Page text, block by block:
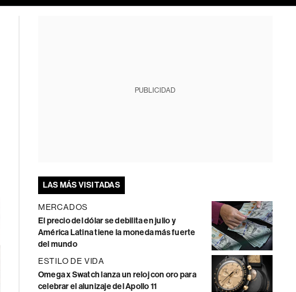
PUBLICIDAD
LAS MÁS VISITADAS
MERCADOS
El precio del dólar se debilita en julio y
América Latina tiene la moneda más fuerte
del mundo
ESTILO DE VIDA
Omega x Swatch lanza un reloj con oro para
celebrar el alunizaje del Apollo 11